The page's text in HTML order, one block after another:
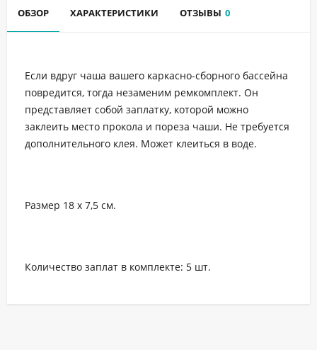
ОБЗОР ХАРАКТЕРИСТИКИ ОТЗЫВЫ 0
Если вдруг чаша вашего каркасно-сборного бассейна
повредится, тогда незаменим ремкомплект. Он
представляет собой заплатку, которой можно
заклеить место прокола и пореза чаши. Не требуется
дополнительного клея. Может клеиться в воде.
Размер 18 x 7,5 см.
Количество заплат в комплекте: 5 шт.